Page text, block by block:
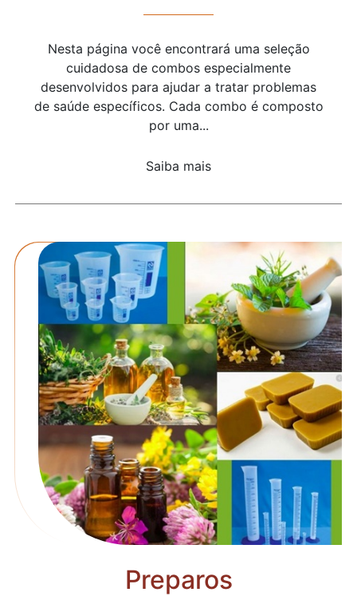
Nesta página você encontrará uma seleção
cuidadosa de combos especialmente
desenvolvidos para ajudar a tratar problemas
de saúde específicos. Cada combo é composto
por uma...
Saiba mais
Preparos